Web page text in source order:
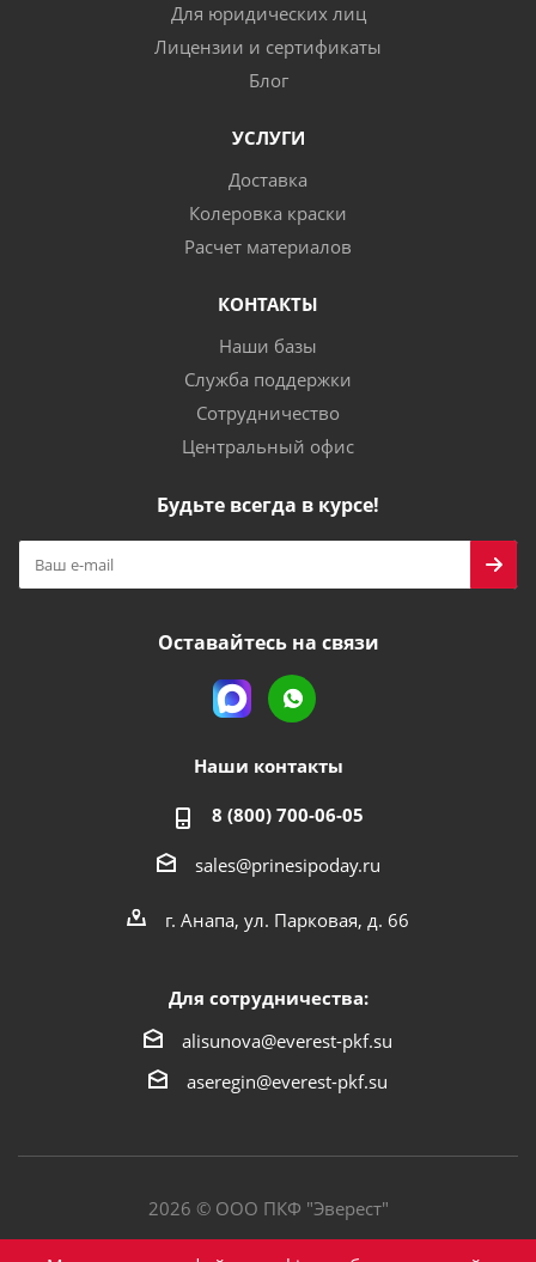
Для юридических лиц
Лицензии и сертификаты
Блог
УСЛУГИ
Доставка
Колеровка краски
Расчет материалов
КОНТАКТЫ
Наши базы
Служба поддержки
Сотрудничество
Центральный офис
Будьте всегда в курсе!
Оставайтесь на связи
Наши контакты
8 (800) 700-06-05
sales@prinesipoday.ru
г. Анапа, ул. Парковая, д. 66
Для сотрудничества:
alisunova@everest-pkf.su
aseregin@everest-pkf.su
2026 © ООО ПКФ "Эверест"